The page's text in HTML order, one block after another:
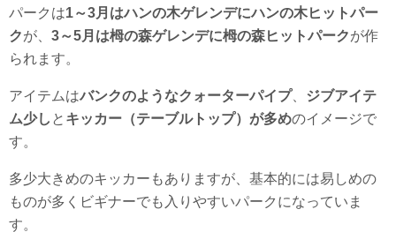
パークは1～3月はハンの木ゲレンデにハンの木ヒットパー
クが、 3～5月は栂の森ゲレンデに栂の森ヒットパークが作
られます。
アイテムはバンクのようなクォーターパイプ、 ジブアイテ
ム少し と キッカー（テーブルトップ）が多めのイメージで
す。
多少大きめのキッカーもありますが、基本的には易しめの
ものが多くビギナーでも入りやすいパークになっていま
す。